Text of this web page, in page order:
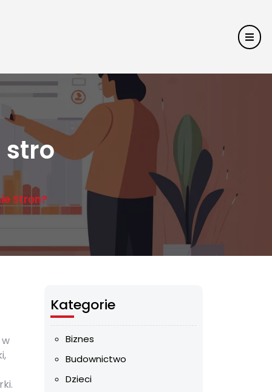
stro
Stron?
Kategorie
Biznes
Budownictwo
Dzieci